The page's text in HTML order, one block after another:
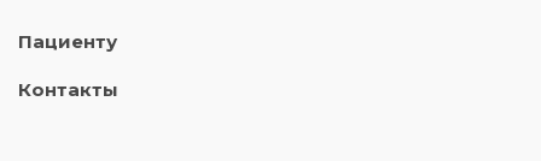
Пациенту
Контакты